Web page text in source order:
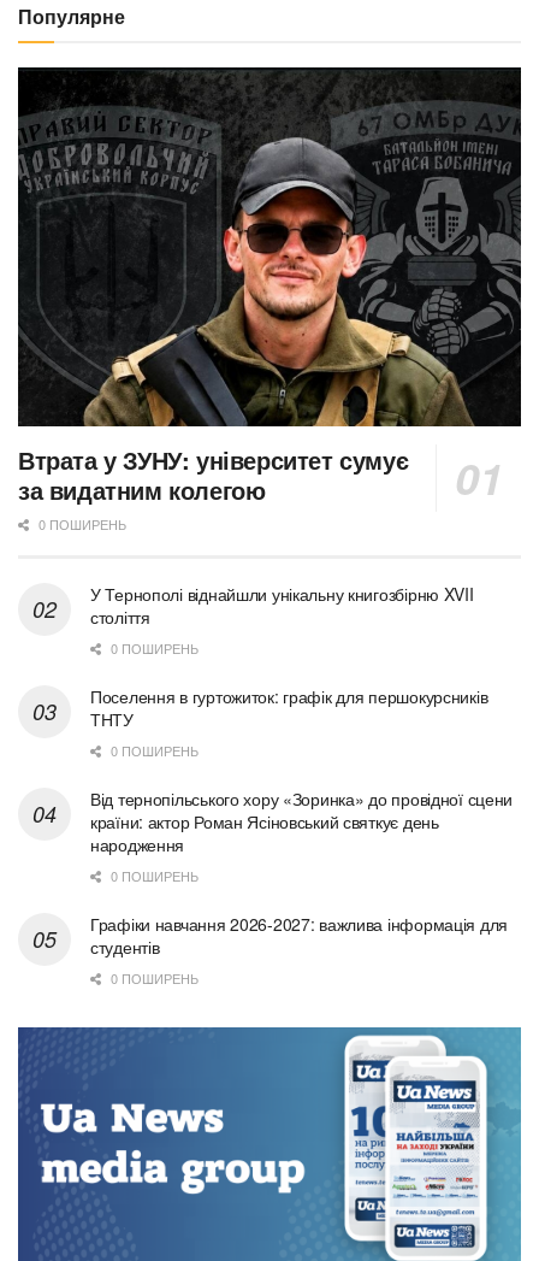
Популярне
Втрата у ЗУНУ: університет сумує
за видатним колегою
0 ПОШИРЕНЬ
У Тернополі віднайшли унікальну книгозбірню XVII
століття
0 ПОШИРЕНЬ
Поселення в гуртожиток: графік для першокурсників
ТНТУ
0 ПОШИРЕНЬ
Від тернопільського хору «Зоринка» до провідної сцени
країни: актор Роман Ясіновський святкує день
народження
0 ПОШИРЕНЬ
Графіки навчання 2026-2027: важлива інформація для
студентів
0 ПОШИРЕНЬ